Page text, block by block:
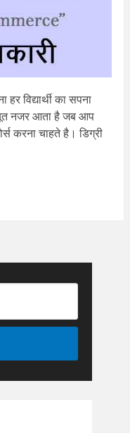
विद्यार्थी का सपना
नजर आता है जब आप
करना चाहते है। डिग्री